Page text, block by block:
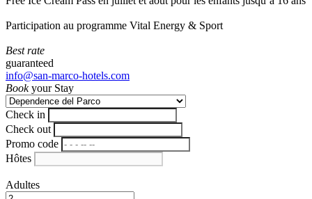
Participation au programme Vital Energy & Sport
Best rate
guaranteed
info@san-marco-hotels.com
Bookyour Stay
Check in
Check out
Promo code
Hôtes
Adultes